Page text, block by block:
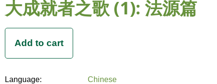
大成就者之歌 (1): 法源篇
Language:
Chinese